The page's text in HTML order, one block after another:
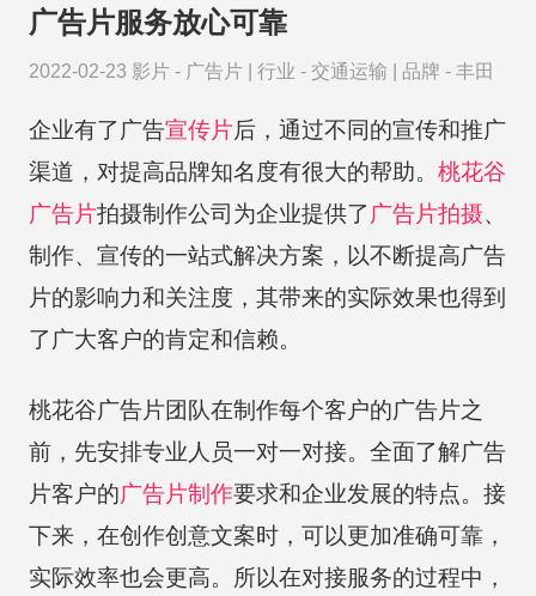
广告片服务放心可靠
2022-02-23 影片 - 广告片 行业 - 交通运输 品牌 - 丰田
企业有了广告宣传片后，通过不同的宣传和推广
渠道，对提高品牌知名度有很大的帮助。 桃花谷
广告片拍摄制作公司为企业提供了 广告片拍摄、
制作、宣传的一站式解决方案，以不断提高广告
片的影响力和关注度，其带来的实际效果也得到
了广大客户的肯定和信赖。
桃花谷广告片团队在制作每个客户的广告片之
前，先安排专业人员一对一对接。全面了解广告
片客户的广告片制作要求和企业发展的特点。接
下来，在创作创意文案时，可以更加准确可靠，
实际效率也会更高。所以在对接服务的过程中，